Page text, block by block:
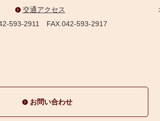
交通アクセス
593-2911 FAX.042-593-2917
お問い合わせ